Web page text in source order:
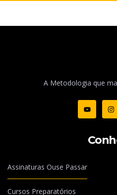
A Metodologia que
Assinaturas Ouse Passar
Cursos Preparatórios